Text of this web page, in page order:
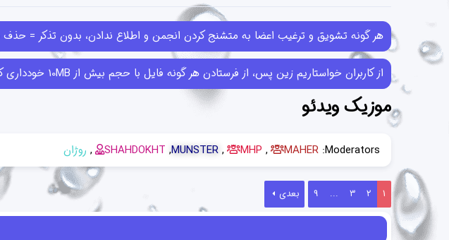
هر گونه تشویق و ترغیب اعضا به متشنج کردن انجمن و اطلاع ندادن، بدون تذکر = حذف
از کاربران خواستاریم زین پس، از فرستادن هر گونه فایل با حجم بیش از 10MB خودداری کرده و در صورتی که فایل‌هایی بیش از این حجم را قبلا ارسال کرده‌اند حذف کنند.
موزیک وید‌ئو
Moderators:
MAHER
MHP
MUNSTER
SHAHDOKHT روژان
1
2
3
...
9 بعدی